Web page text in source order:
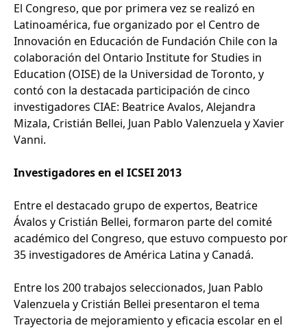
El Congreso, que por primera vez se realizó en
Latinoamérica, fue organizado por el Centro de
Innovación en Educación de Fundación Chile con la
colaboración del Ontario Institute for Studies in
Education (OISE) de la Universidad de Toronto, y
contó con la destacada participación de cinco
investigadores CIAE: Beatrice Avalos, Alejandra
Mizala, Cristián Bellei, Juan Pablo Valenzuela y Xavier
Vanni.
Investigadores en el ICSEI 2013
Entre el destacado grupo de expertos, Beatrice
Ávalos y Cristián Bellei, formaron parte del comité
académico del Congreso, que estuvo compuesto por
35 investigadores de América Latina y Canadá.
Entre los 200 trabajos seleccionados, Juan Pablo
Valenzuela y Cristián Bellei presentaron el tema
Trayectoria de mejoramiento y eficacia escolar en el